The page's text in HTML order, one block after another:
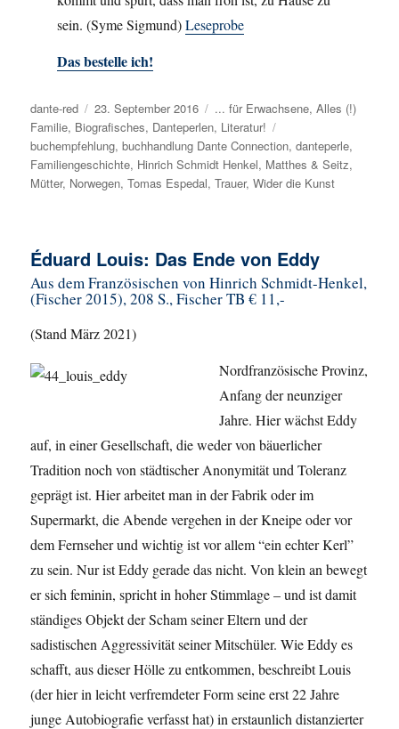
sein. (Syme Sigmund)Leseprobe
Das bestelle ich!
Autor
dante-red
Veröffentlicht
am
23. September 2016 Kategorien
... für Erwachsene,Alles (!)
Familie, Biografisches, Danteperlen, Literatur!
buchempfehlung,buchhandlung Dante Connection,danteperle,
Familiengeschichte, Hinrich Schmidt Henkel, Matthes & Seitz,
Mütter, Norwegen,Tomas Espedal,Trauer,Wider die Kunst
Éduard Louis: Das Ende von Eddy
Aus dem Französischen von Hinrich Schmidt-Henkel,
(Fischer 2015), 208 S., Fischer TB € 11,-
(Stand März 2021)
Nordfranzösische Provinz,
Anfang der neunziger
Jahre. Hier wächst Eddy
auf, in einer Gesellschaft, die weder von bäuerlicher
Tradition noch von städtischer Anonymität und Toleranz
geprägt ist. Hier arbeitet man in der Fabrik oder im
Supermarkt, die Abende vergehen in der Kneipe oder vor
dem Fernseher und wichtig ist vor allem “ein echter Kerl”
zu sein. Nur ist Eddy gerade das nicht. Von klein an bewegt
er sich feminin, spricht in hoher Stimmlage – und ist damit
ständiges Objekt der Scham seiner Eltern und der
sadistischen Aggressivität seiner Mitschüler. Wie Eddy es
schafft, aus dieser Hölle zu entkommen, beschreibt Louis
(der hier in leicht verfremdeter Form seine erst 22 Jahre
junge Autobiografie verfasst hat) in erstaunlich distanzierter